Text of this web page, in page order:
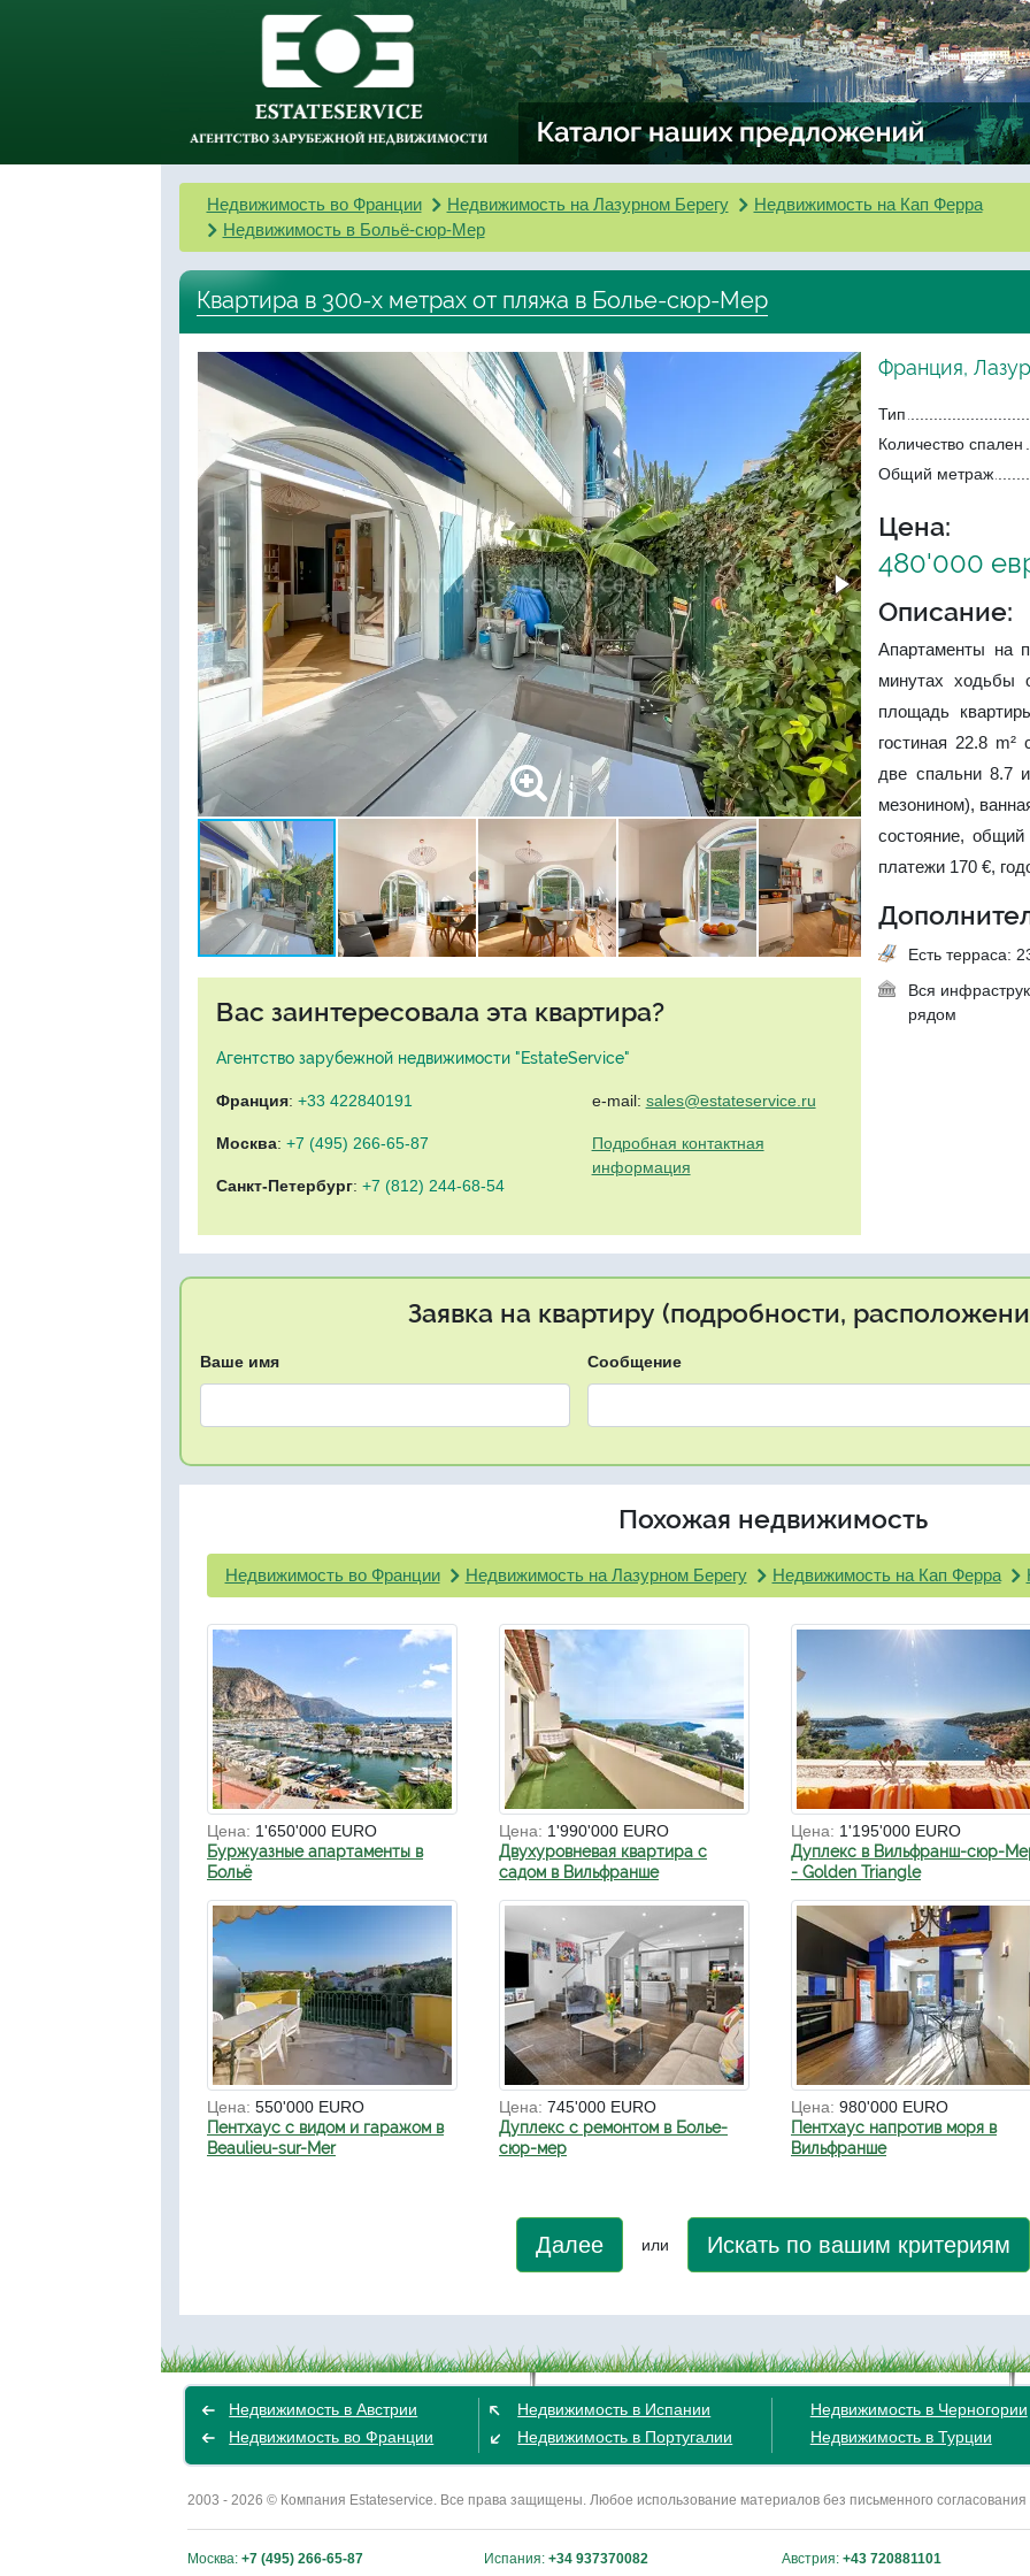
Недвижимость во Франции Недвижимость на Лазурном Берегу
Недвижимость на Кап Ферра
Недвижимость в Больё-сюр-Мер
Квартира в 300-х метрах от пляжа в Болье-сюр-Мер
Вас заинтересовала эта квартира?
Агентство зарубежной недвижимости "EstateService"
Франция: +33 422840191
Москва: +7 (495) 266-65-87
Санкт-Петербург: +7 (812) 244-68-54
e-mail: sales@estateservice.ru
Подробная контактная
информация
Франция,
Тип
Количество спален
Общий метраж
Цена:
480'000
Описание:
Апартаменты на
минутах ходьбы
площадь
гостиная 22.8
две спальни 8.7
мезонином),
состояние, общий
платежи 170 €,
Есть терраса:
Вся
рядом
Заявка на квартиру (подробности,
Ваше имя Сообщение
Похожая недвижимость
Недвижимость во Франции Недвижимость на Лазурном Берегу Недвижимость на Кап Ферра
Цена: 1'650'000 EURO
Буржуазные апартаменты в
Больё
Цена: 1'990'000 EURO
Двухуровневая квартира с
садом в Вильфранше
Цена: 1'195'000 EURO
Дуплекс в Вильфранш-сюр-
- Golden Triangle
Цена: 550'000 EURO
Пентхаус с видом и гаражом в
Beaulieu-sur-Mer
Цена: 745'000 EURO
Дуплекс с ремонтом в Болье-
сюр-мер
Цена: 980'000 EURO
Пентхаус напротив моря в
Вильфранше
Далее или Искать по вашим критериям
Недвижимость в Австрии
Недвижимость во Франции
Недвижимость в Испании
Недвижимость в Португалии
Недвижимость в Черногории
Недвижимость в Турции
2003 - 2026 © Компания Estateservice. Все права защищены. Любое использование материалов без письменного
Москва: +7 (495) 266-65-87 Испания: +34 937370082 Австрия: +43 720881101